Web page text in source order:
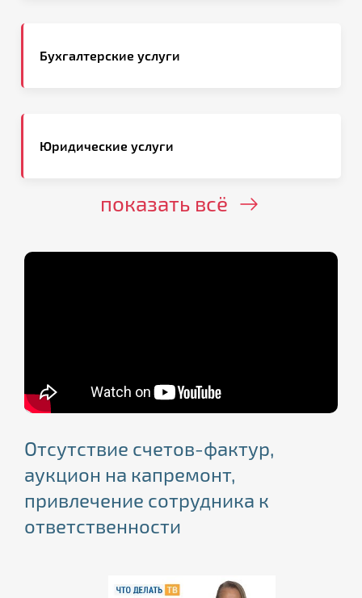
Бухгалтерские услуги
Юридические услуги
показать всё
Отсутствие счетов-фактур,
аукцион на капремонт,
привлечение сотрудника к
ответственности
Начисление допвзносов,
неналоговые платежи, ипотечные
каникулы
Ошибка в декларации 3-НДФЛ:
что делать?